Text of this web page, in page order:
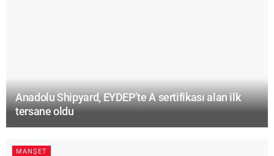
Anadolu Shipyard, EYDEP’te A sertifikası alan ilk
tersane oldu
MANŞET